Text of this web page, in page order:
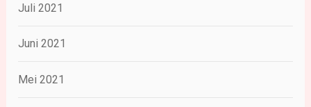
Juli 2021
Juni 2021
Mei 2021